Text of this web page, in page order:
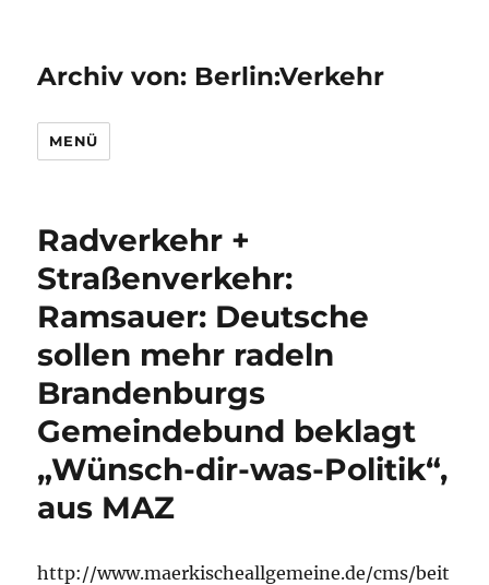
Archiv von: Berlin:Verkehr
MENÜ
Radverkehr +
Straßenverkehr:
Ramsauer: Deutsche
sollen mehr radeln
Brandenburgs
Gemeindebund beklagt
„Wünsch-dir-was-Politik“,
aus MAZ
http://www.maerkischeallgemeine.de/cms/beit